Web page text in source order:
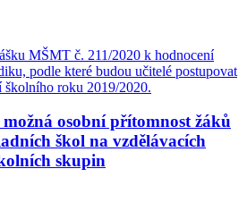
MŠMT č. 211/2020 k hodnocení
podle které budou učitelé postupovat
školního roku 2019/2020.
osobní přítomnost žáků
škol na vzdělávacích
skupin